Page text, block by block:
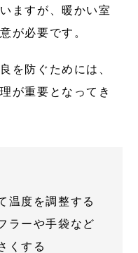
ますが、暖かい室
が必要です。
を防ぐためには、
が重要となってき
温度を調整する
ラーや手袋など
くする